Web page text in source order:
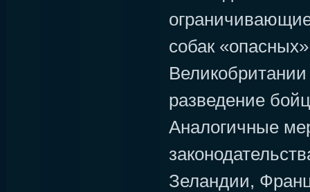
собак
разведение
Аналогичные
Зеландии,